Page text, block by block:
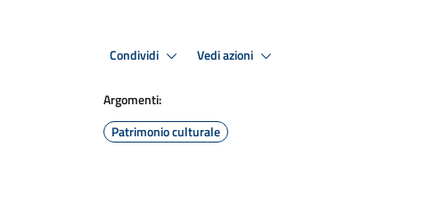
Condividi Vedi azioni
Argomenti:
Patrimonio culturale